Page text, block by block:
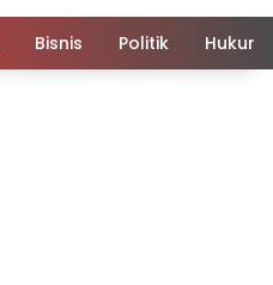
Bisnis Politik Hukum